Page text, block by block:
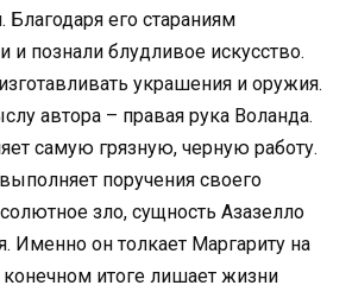
Благодаря его стараниям
познали блудливое искусство.
украшения и оружия.
автора – правая рука Воланда.
самую грязную, черную работу.
поручения своего
зло, сущность Азазелло
Именно он толкает Маргариту на
итоге лишает жизни